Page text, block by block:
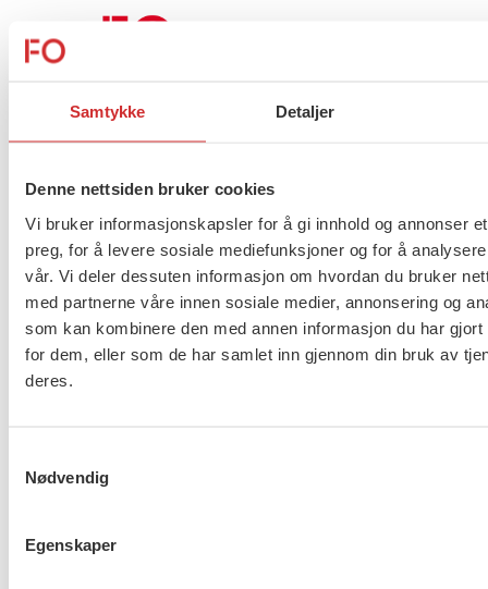
Samtykke Detaljer
Denne nettsiden bruker cookies
Vi bruker informasjonskapsler for å gi innhold og annonser
preg, for å levere sosiale mediefunksjoner og for å
vår. Vi deler dessuten informasjon om hvordan du bruker
med partnerne våre innen sosiale medier, annonsering og
som kan kombinere den med annen informasjon du har gjort
for dem, eller som de har samlet inn gjennom din bruk av
deres.
Nødvendig
Egenskaper
Norskemodellen